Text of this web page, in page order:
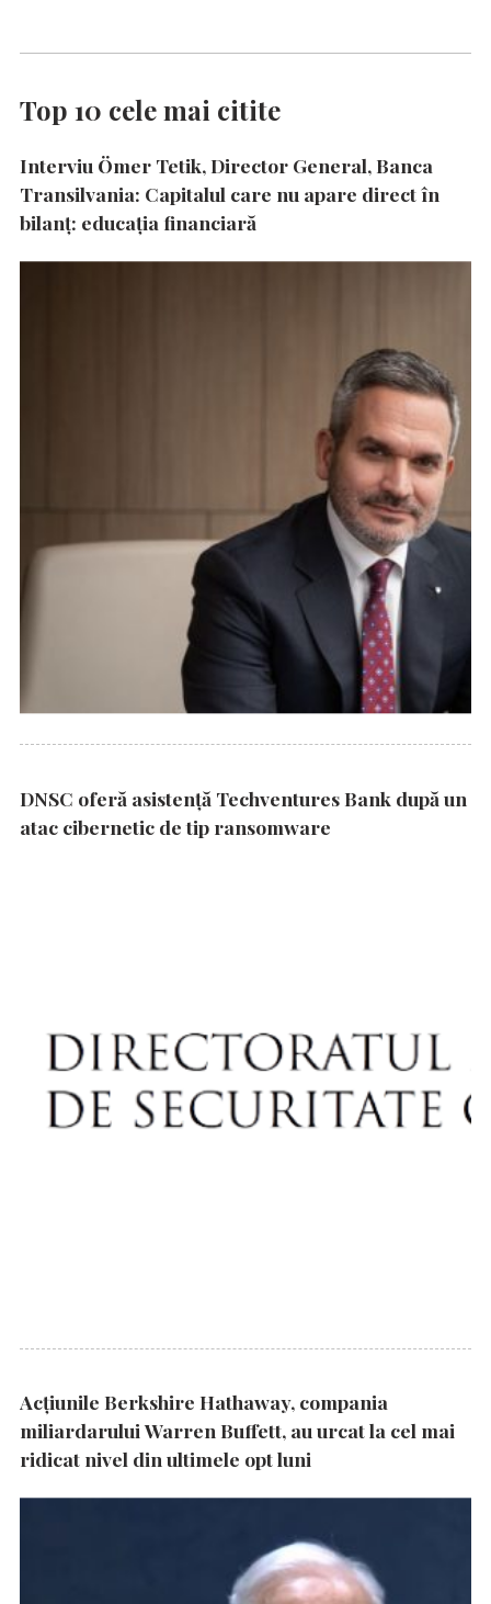
Top 10 cele mai citite
Interviu Ömer Tetik, Director General, Banca
Transilvania: Capitalul care nu apare direct în
bilanț: educația financiară
DNSC oferă asistență Techventures Bank după un
atac cibernetic de tip ransomware
Acțiunile Berkshire Hathaway, compania
miliardarului Warren Buffett, au urcat la cel mai
ridicat nivel din ultimele opt luni